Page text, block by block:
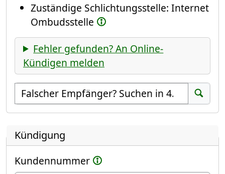
Zuständige Schlichtungsstelle: Internet
Ombudsstelle
Fehler gefunden? An Online-
Kündigen melden
Empfänger suchen
Suchen
Kündigung
Kundennummer